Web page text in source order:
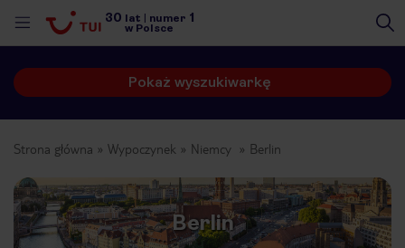
30 lat numer 1
w Polsce
Pokaż wyszukiwarkę
Strona główna Wypoczynek Niemcy Berlin
Berlin